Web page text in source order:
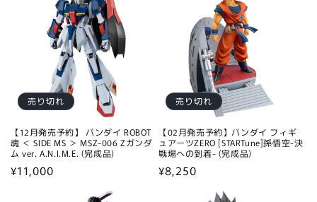
売り切れ
【12月発売予約】 バンダイ ROBOT
魂 ＜ SIDE MS ＞ MSZ-006 Zガンダ
ム ver. A.N.I.M.E. (完成品)
通
¥11,000
売り切れ
【02月発売予約】バンダイ フィギ
ュアーツZERO [STARTune]孫悟空-決
戦場への到着- (完成品)
通
¥8,250